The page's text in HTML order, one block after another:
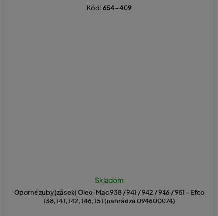
Oporné zuby (zásek) Oleo-Mac 938 / 941 / 942 / 946 / 951 - Efco
138, 141, 142, 146, 151 (nahrádza 094600074)
Skladom
Kód:654-409